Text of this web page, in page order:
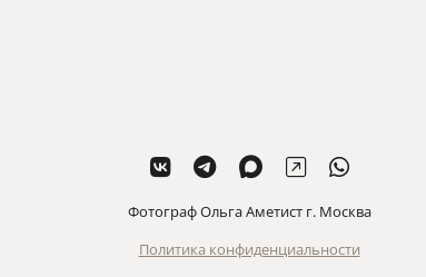
Фотограф Ольга Аметист г. Москва
Политика конфиденциальности